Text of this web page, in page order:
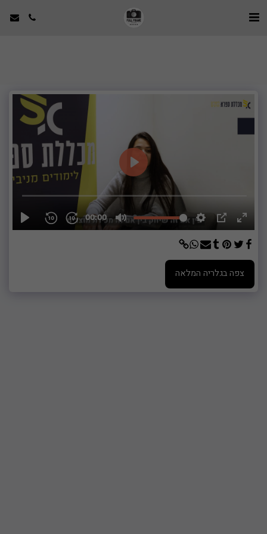
צפה בגלריה המלאה